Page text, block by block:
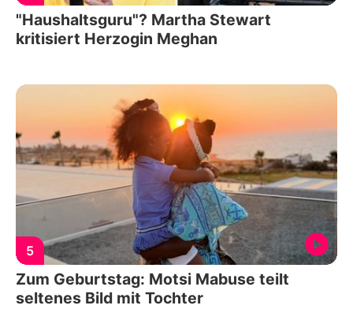
"Haushaltsguru"? Martha Stewart
kritisiert Herzogin Meghan
5
Zum Geburtstag: Motsi Mabuse teilt
seltenes Bild mit Tochter